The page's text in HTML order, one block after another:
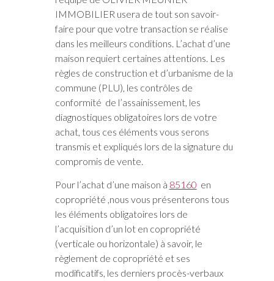
IMMOBILIER usera de tout son savoir-
faire pour que votre transaction se réalise
dans les meilleurs conditions. L’achat d’une
maison requiert certaines attentions. Les
règles de construction et d’urbanisme de la
commune (PLU), les contrôles de
conformité de l’assainissement, les
diagnostiques obligatoires lors de votre
achat, tous ces éléments vous serons
transmis et expliqués lors de la signature du
compromis de vente.
Pour l’achat d’une maison à 85160 en
copropriété ,nous vous présenterons tous
les éléments obligatoires lors de
l’acquisition d’un lot en copropriété
(verticale ou horizontale) à savoir, le
règlement de copropriété et ses
modificatifs, les derniers procès-verbaux